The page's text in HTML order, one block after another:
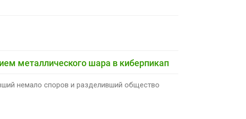
металлического шара в киберпикап
немало споров и разделивший общество